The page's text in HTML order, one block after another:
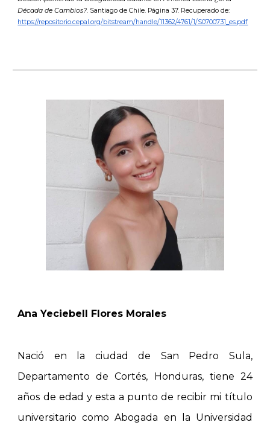
Década de Cambios?. Santiago de Chile. Página 37. Recuperado de:
https://repositorio.cepal.org/bitstream/handle/11362/4761/1/S0700731_es.pdf
Ana Yeciebell Flores Morales
Nació en la ciudad de San Pedro Sula,
Departamento de Cortés, Honduras, tiene 24
años de edad y esta a punto de recibir mi título
universitario como Abogada en la Universidad